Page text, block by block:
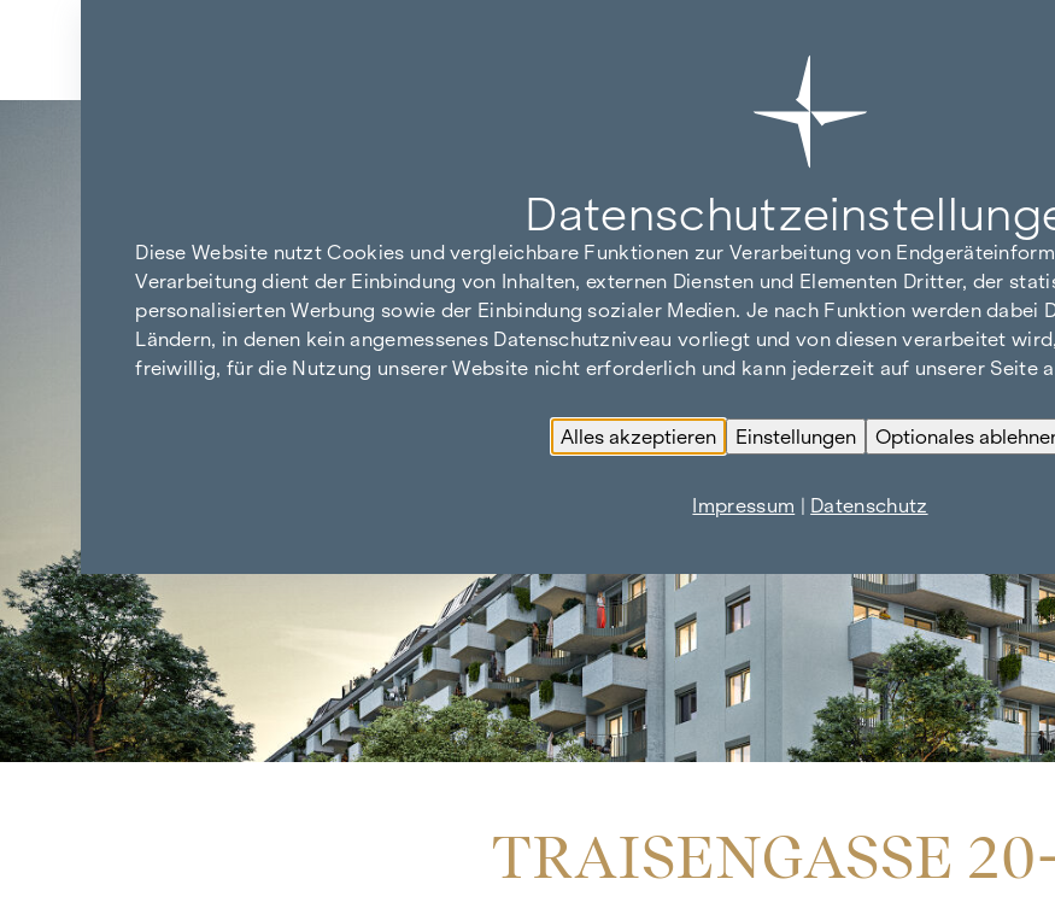
TRAISENGASSE
Diese Website nutzt Cookies und vergleichbare Funktionen zur Verarbeitung von
Verarbeitung dient der Einbindung von Inhalten, externen Diensten und Elementen Dritter, der
personalisierten Werbung sowie der Einbindung sozialer Medien. Je nach Funktion werden dabei
Ländern, in denen kein angemessenes Datenschutzniveau vorliegt und von diesen verarbeitet
freiwillig, für die Nutzung unserer Website nicht erforderlich und kann jederzeit auf unserer Seite
Alles akzeptieren Einstellungen Optionales
Impressum | Datenschutz